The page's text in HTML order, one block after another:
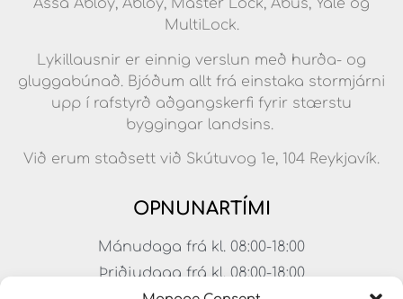
Assa Abloy, Abloy, Master Lock, Abus, Yale og
MultiLock.
Lykillausnir er einnig verslun með hurða- og
gluggabúnað. Bjóðum allt frá einstaka stormjárni
upp í rafstyrð aðgangskerfi fyrir stærstu
byggingar landsins.
Við erum staðsett við Skútuvog 1e, 104 Reykjavík.
OPNUNARTÍMI
Mánudaga frá kl. 08:00-18:00
Þriðjudaga frá kl. 08:00-18:00